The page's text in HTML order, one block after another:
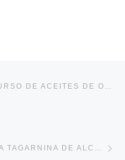
X FERIA DEL ESPÁRRAGO Y LA TAGARNINA DE ALCONCHEL 2023